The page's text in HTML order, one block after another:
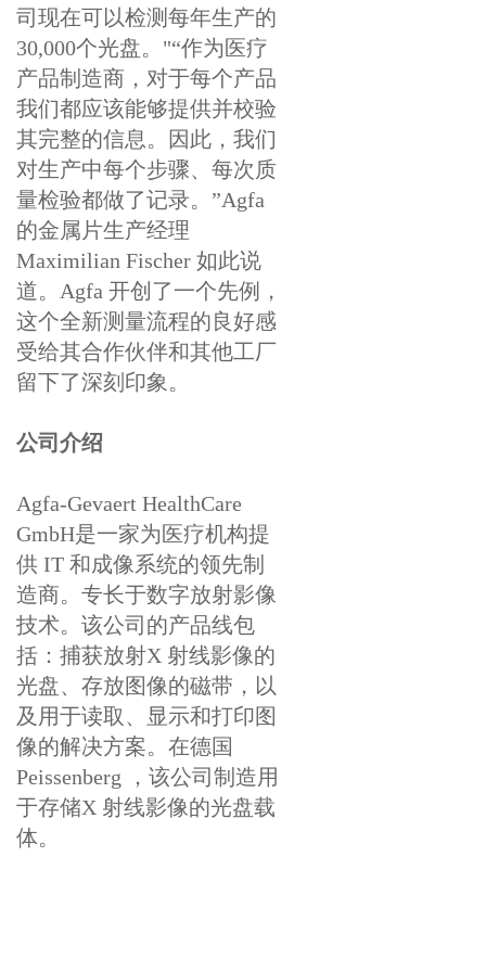
司现在可以检测每年生产的
30,000个光盘。"“作为医疗
产品制造商，对于每个产品
我们都应该能够提供并校验
其完整的信息。因此，我们
对生产中每个步骤、每次质
量检验都做了记录。”Agfa
的金属片生产经理
Maximilian Fischer 如此说
道。Agfa 开创了一个先例，
这个全新测量流程的良好感
受给其合作伙伴和其他工厂
留下了深刻印象。
公司介绍
Agfa-Gevaert HealthCare
GmbH是一家为医疗机构提
供 IT 和成像系统的领先制
造商。专长于数字放射影像
技术。该公司的产品线包
括：捕获放射X 射线影像的
光盘、存放图像的磁带，以
及用于读取、显示和打印图
像的解决方案。在德国
Peissenberg ，该公司制造用
于存储X 射线影像的光盘载
体。